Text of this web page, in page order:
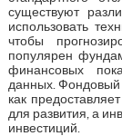
существуют
использовать
чтобы
популярен
финансовых
данных. Фондовый
как
для развития, а
инвестиций.